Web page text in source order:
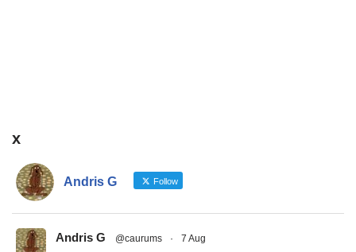
x
Andris G Follow
Andris G @caurums · 7 Aug